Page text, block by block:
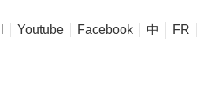
Youtube Facebook 中 FR